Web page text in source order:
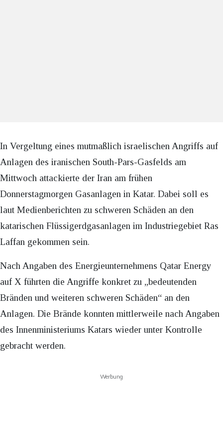
In Vergeltung eines mutmaßlich israelischen Angriffs auf
Anlagen des iranischen South-Pars-Gasfelds am
Mittwoch attackierte der Iran am frühen
Donnerstagmorgen Gasanlagen in Katar. Dabei soll es
laut Medienberichten zu schweren Schäden an den
katarischen Flüssigerdgasanlagen im Industriegebiet Ras
Laffan gekommen sein.
Nach Angaben des Energieunternehmens Qatar Energy
auf X führten die Angriffe konkret zu „bedeutenden
Bränden und weiteren schweren Schäden“ an den
Anlagen. Die Brände konnten mittlerweile nach Angaben
des Innenministeriums Katars wieder unter Kontrolle
gebracht werden.
Werbung